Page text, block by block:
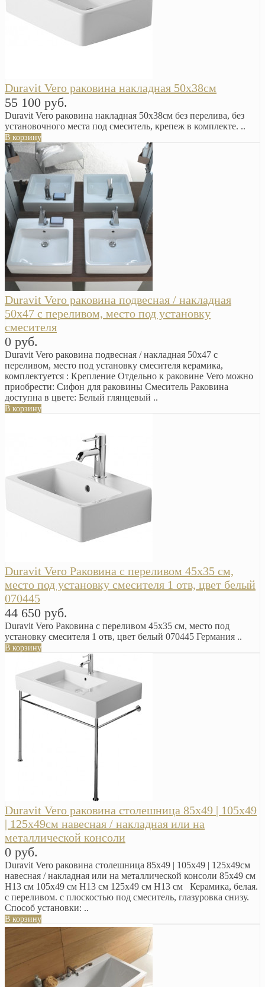
Duravit Vero раковина накладная 50х38см
55 100 руб.
Duravit Vero раковина накладная 50х38см без перелива, без
установочного места под смеситель, крепеж в комплекте. ..
В корзину
Duravit Vero раковина подвесная / накладная
50х47 с переливом, место под установку
смесителя
0 руб.
Duravit Vero раковина подвесная / накладная 50х47 с
переливом, место под установку смесителя керамика,
комплектуется : Крепление Отдельно к раковине Vero можно
приобрести: Сифон для раковины Смеситель Раковина
доступна в цвете: Белый глянцевый ..
В корзину
Duravit Vero Раковина с переливом 45х35 см,
место под установку смесителя 1 отв, цвет белый
070445
44 650 руб.
Duravit Vero Раковина с переливом 45х35 см, место под
установку смесителя 1 отв, цвет белый 070445 Германия ..
В корзину
Duravit Vero раковина столешница 85х49 | 105х49
| 125х49см навесная / накладная или на
металлической консоли
0 руб.
Duravit Vero раковина столешница 85х49 | 105х49 | 125х49см
навесная / накладная или на металлической консоли 85х49 см
H13 см 105х49 см H13 см 125х49 см H13 см Керамика, белая.
с переливом. с плоскостью под смеситель, глазуровка снизу.
Способ установки: ..
В корзину